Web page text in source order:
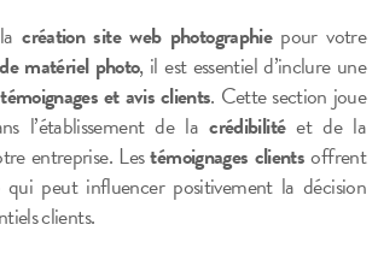
lacréation site web photographiepour votre
matériel photo, il est essentiel d’inclure une
témoignages et avis clients. Cette section joue
l’établissement de lacrédibilitéet de la
entreprise. Lestémoignages clientsoffrent
qui peut influencer positivement la décision
clients.